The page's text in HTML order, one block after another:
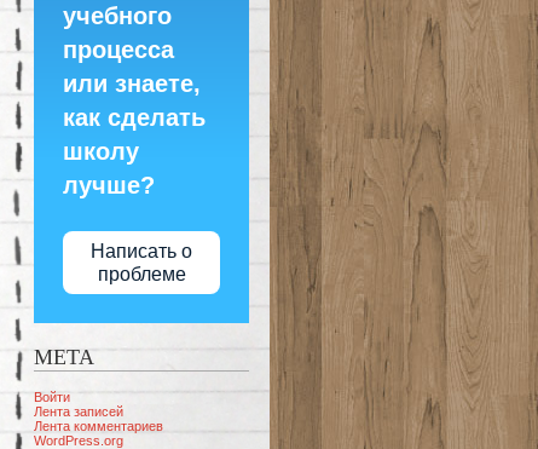
учебного
процесса
или знаете,
как сделать
школу
лучше?
Написать о
проблеме
МЕТА
Войти
Лента записей
Лента комментариев
WordPress.org